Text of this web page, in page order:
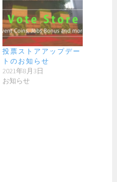
投票ストアアップデー
トのお知らせ
2021年8月3日
お知らせ